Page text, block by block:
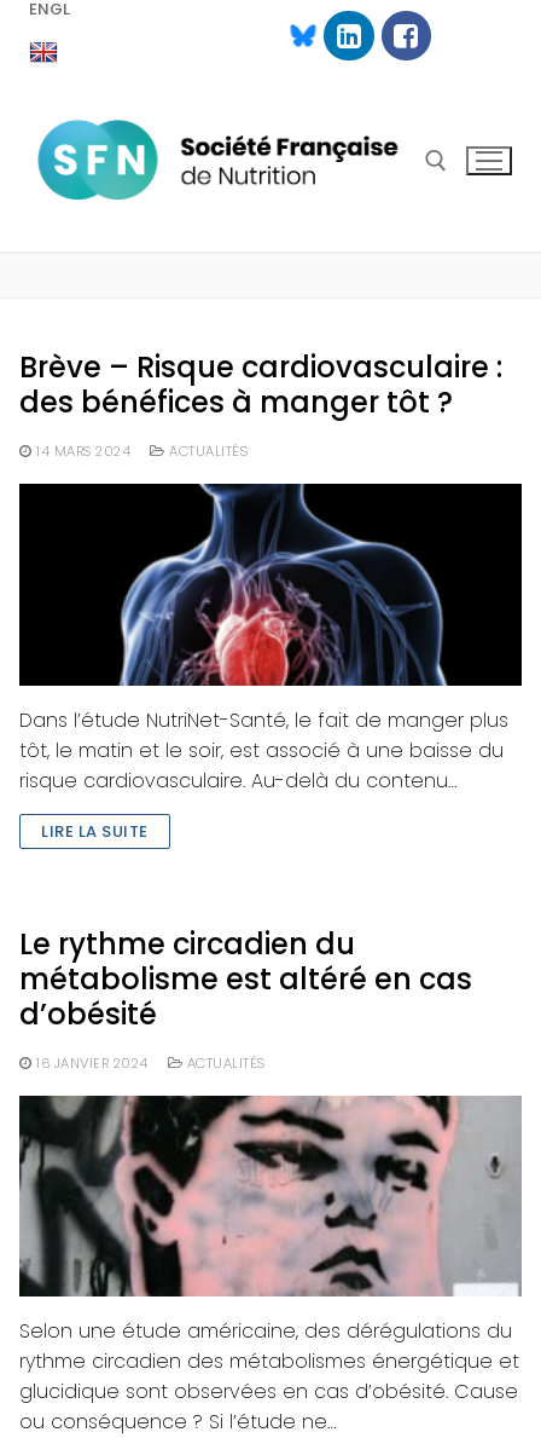
AllerENGL
Brève – Risque cardiovasculaire :
des bénéfices à manger tôt ?
14 MARS 2024 ACTUALITÉS
Dans l’étude NutriNet-Santé, le fait de manger plus
tôt, le matin et le soir, est associé à une baisse du
risque cardiovasculaire. Au-delà du contenu…
LIRE LA SUITE
Le rythme circadien du
métabolisme est altéré en cas
d’obésité
16 JANVIER 2024 ACTUALITÉS
Selon une étude américaine, des dérégulations du
rythme circadien des métabolismes énergétique et
glucidique sont observées en cas d’obésité. Cause
ou conséquence ? Si l’étude ne…